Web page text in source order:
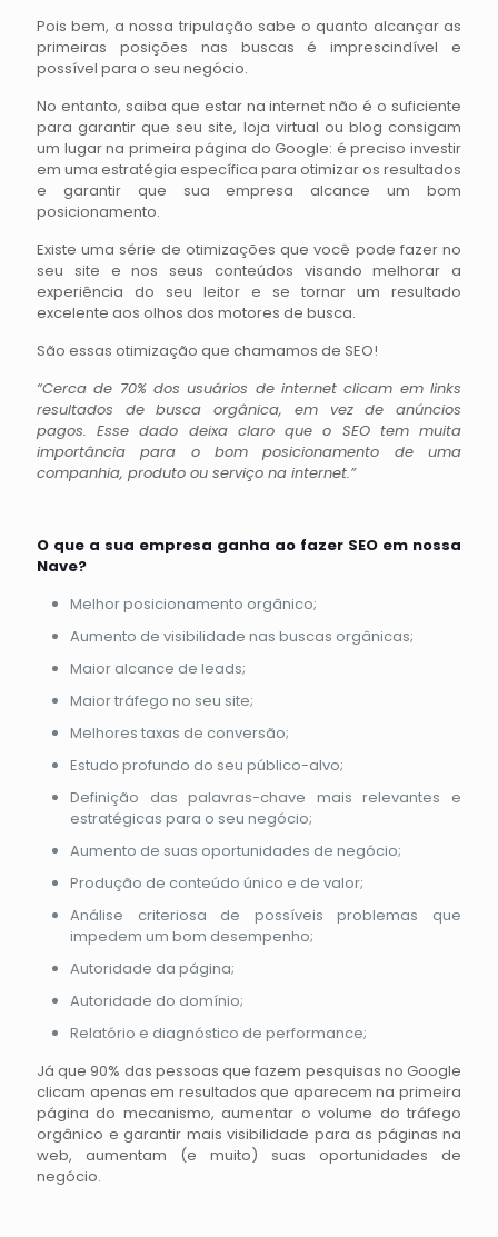
Pois bem, a nossa tripulação sabe o quanto alcançar as
primeiras posições nas buscas é imprescindível e
possível para o seu negócio.
No entanto, saiba que estar na internet não é o suficiente
para garantir que seu site, loja virtual ou blog consigam
um lugar na primeira página do Google: é preciso investir
em uma estratégia específica para otimizar os resultados
e garantir que sua empresa alcance um bom
posicionamento.
Existe uma série de otimizações que você pode fazer no
seu site e nos seus conteúdos visando melhorar a
experiência do seu leitor e se tornar um resultado
excelente aos olhos dos motores de busca.
São essas otimização que chamamos de SEO!
“Cerca de 70% dos usuários de internet clicam em links
resultados de busca orgânica, em vez de anúncios
pagos. Esse dado deixa claro que o SEO tem muita
importância para o bom posicionamento de uma
companhia, produto ou serviço na internet.”
O que a sua empresa ganha ao fazer SEO em nossa
Nave?
Melhor posicionamento orgânico;
Aumento de visibilidade nas buscas orgânicas;
Maior alcance de leads;
Maior tráfego no seu site;
Melhores taxas de conversão;
Estudo profundo do seu público-alvo;
Definição das palavras-chave mais relevantes e
estratégicas para o seu negócio;
Aumento de suas oportunidades de negócio;
Produção de conteúdo único e de valor;
Análise criteriosa de possíveis problemas que
impedem um bom desempenho;
Autoridade da página;
Autoridade do domínio;
Relatório e diagnóstico de performance;
Já que 90% das pessoas que fazem pesquisas no Google
clicam apenas em resultados que aparecem na primeira
página do mecanismo, aumentar o volume do tráfego
orgânico e garantir mais visibilidade para as páginas na
web, aumentam (e muito) suas oportunidades de
negócio.